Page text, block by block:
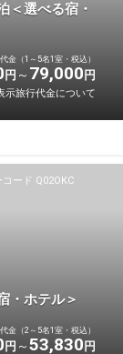
選べる宿・
金（1～5名1室・税込）
円 79,000 円
示旅行代金について
コード Q02OKC
ホテル＞
金（2～5名1室・税込）
円 53,830 円